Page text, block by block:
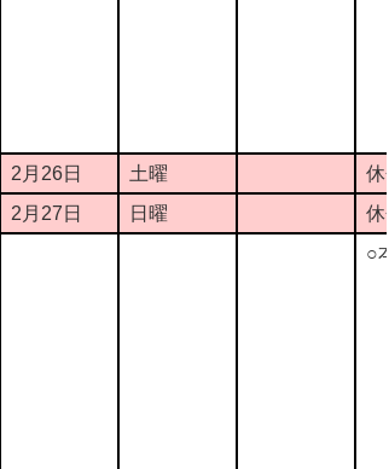
2月26日 土曜
休
2月27日
日曜 休
○